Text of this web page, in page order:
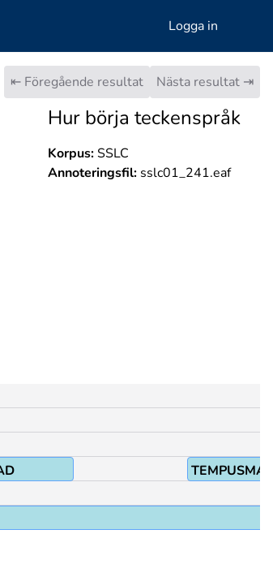
Logga in
⇤ Föregående resultat Nästa resultat ⇥
Hur börja teckenspråk
Korpus:SSLC
Annoteringsfil:sslc01_241.eaf